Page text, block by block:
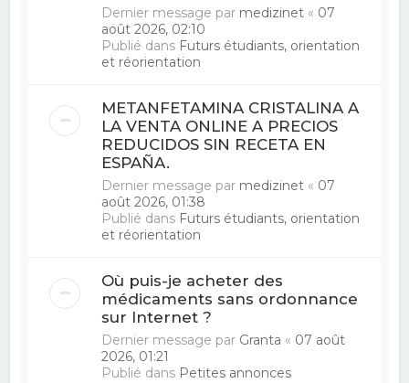
Dernier message par medizinet « 07
août 2026, 02:10
Publié dans Futurs étudiants, orientation
et réorientation
METANFETAMINA CRISTALINA A
LA VENTA ONLINE A PRECIOS
REDUCIDOS SIN RECETA EN
ESPAÑA.
Dernier message par medizinet « 07
août 2026, 01:38
Publié dans Futurs étudiants, orientation
et réorientation
Où puis-je acheter des
médicaments sans ordonnance
sur Internet ?
Dernier message par Granta « 07 août
2026, 01:21
Publié dans Petites annonces